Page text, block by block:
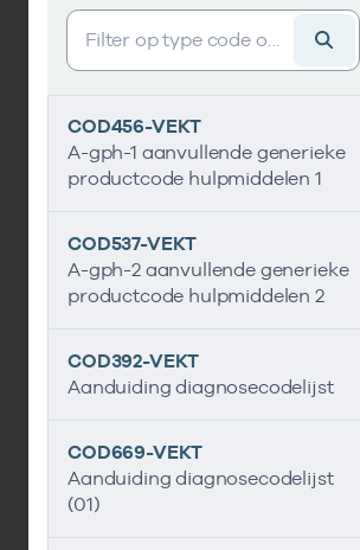
Vind gegevens&shy;element
COD456-VEKT
A-gph-1 aanvullende generieke
productcode hulpmiddelen 1
COD537-VEKT
A-gph-2 aanvullende generieke
productcode hulpmiddelen 2
COD392-VEKT
Aanduiding diagnosecodelijst
COD669-VEKT
Aanduiding diagnosecodelijst
(01)